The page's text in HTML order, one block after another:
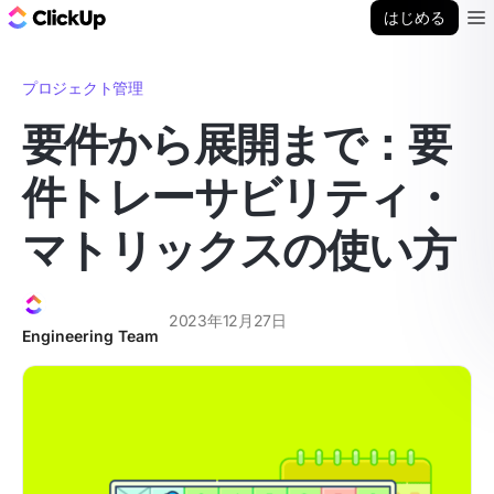
はじめる
プロジェクト管理
要件から展開まで：要
件トレーサビリティ・
マトリックスの使い方
Engineering Team
2023年12月27日